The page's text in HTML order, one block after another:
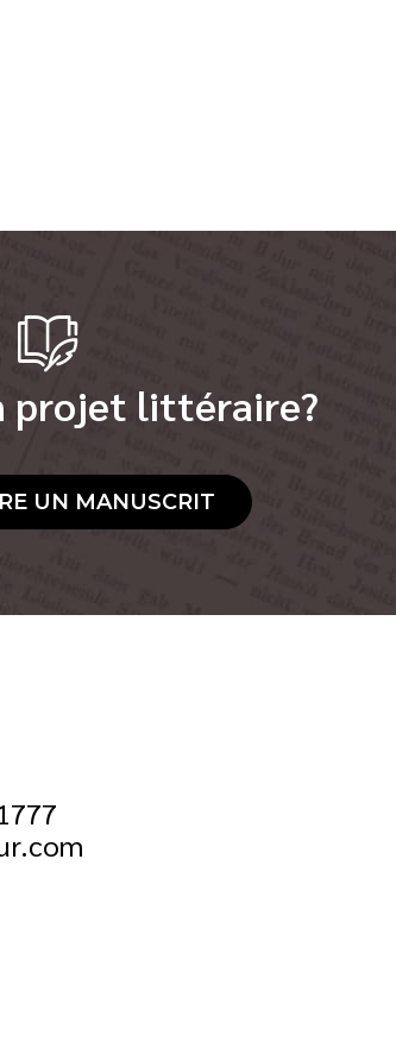
projet littéraire?
UN MANUSCRIT